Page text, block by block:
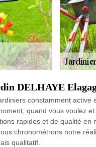
DELHAYE
constamment
quand vous voulez
rapides et de qualité en
chronométrons notre
qualitatif.